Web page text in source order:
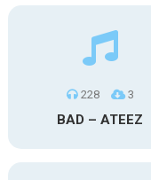
228 3
BAD – ATEEZ